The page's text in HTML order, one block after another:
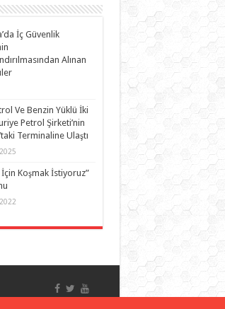
İç Güvenlik
Alınan
Ve Benzin Yüklü İki
Petrol Şirketi’nin
Terminaline Ulaştı
İçin Koşmak İstiyoruz”